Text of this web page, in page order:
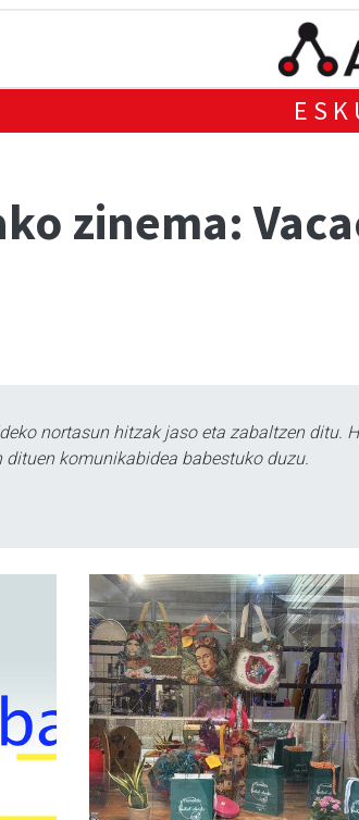
zinema:
nortasun hitzak jaso eta zabaltzen ditu.
komunikabidea babestuko duzu.